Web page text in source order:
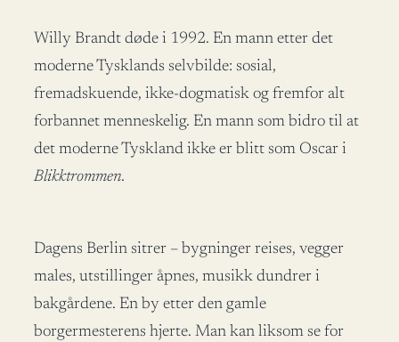
Willy Brandt døde i 1992. En mann etter det
moderne Tysklands selvbilde: sosial,
fremadskuende, ikke-dogmatisk og fremfor alt
forbannet menneskelig. En mann som bidro til at
det moderne Tyskland ikke er blitt som Oscar i
Blikktrommen.
Dagens Berlin sitrer – bygninger reises, vegger
males, utstillinger åpnes, musikk dundrer i
bakgårdene. En by etter den gamle
borgermesterens hjerte. Man kan liksom se for